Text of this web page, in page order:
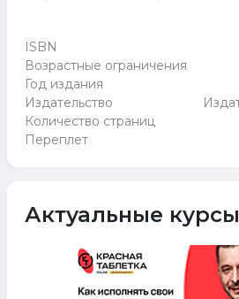
ISBN
Возрастные ограничения
Год издания
Издательство
Количество страниц
Переплет
Актуальные курсы